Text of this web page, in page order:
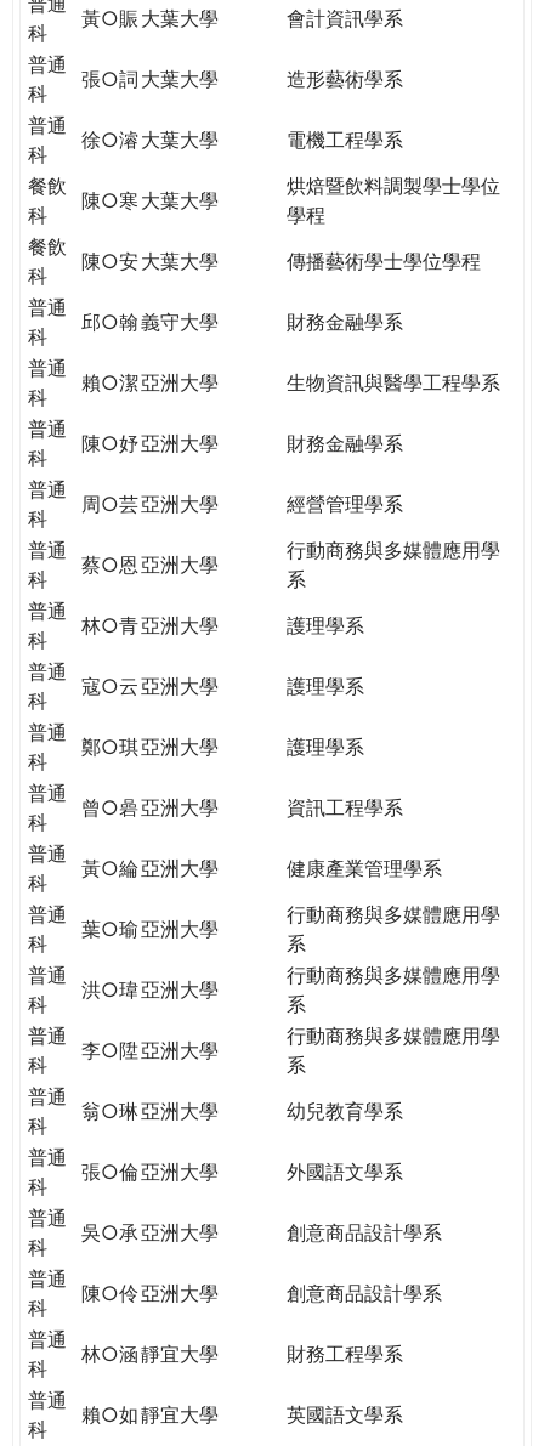
科
黃○賑 大葉大學
會計資訊學系
普通
科
張○詞 大葉大學
造形藝術學系
普通
科
徐○濬大葉大學
電機工程學系
餐飲
科
陳○寒 大葉大學
烘焙暨飲料調製學士學位
學程
餐飲
科
陳○安大葉大學
傳播藝術學士學位學程
普通
科
邱○翰義守大學
財務金融學系
普通
科
賴○潔亞洲大學
生物資訊與醫學工程學系
普通
科
陳○妤亞洲大學
財務金融學系
普通
科
周○芸亞洲大學
經營管理學系
普通
科
蔡○恩 亞洲大學
行動商務與多媒體應用學
系
普通
科
林○青亞洲大學
護理學系
普通
科
寇○云亞洲大學
護理學系
普通
科
鄭○琪亞洲大學
護理學系
普通
科
曾○碞亞洲大學
資訊工程學系
普通
科
黃○綸亞洲大學
健康產業管理學系
普通
科
葉○瑜亞洲大學
行動商務與多媒體應用學
系
普通
科
洪○瑋亞洲大學
行動商務與多媒體應用學
系
普通
科
李○陞亞洲大學
行動商務與多媒體應用學
系
普通
科
翁○琳亞洲大學
幼兒教育學系
普通
科
張○倫亞洲大學
外國語文學系
普通
科
吳○承亞洲大學
創意商品設計學系
普通
科
陳○伶亞洲大學
創意商品設計學系
普通
科
林○涵靜宜大學
財務工程學系
普通
科
賴○如靜宜大學
英國語文學系